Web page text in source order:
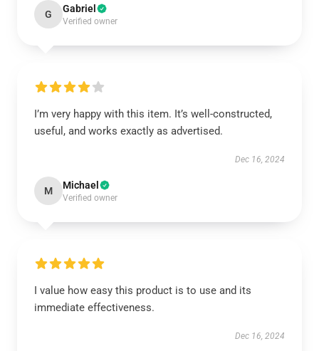
G Gabriel
Verified owner
I’m very happy with this item. It’s well-constructed,
useful, and works exactly as advertised.
Dec 16, 2024
M Michael
Verified owner
I value how easy this product is to use and its
immediate effectiveness.
Dec 16, 2024